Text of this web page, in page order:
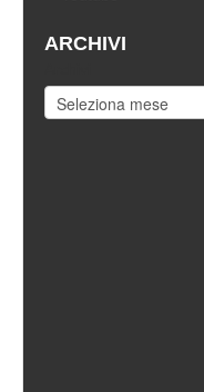
ARCHIVI